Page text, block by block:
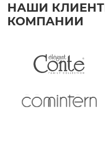
НАШИ
КОМПАНИИ